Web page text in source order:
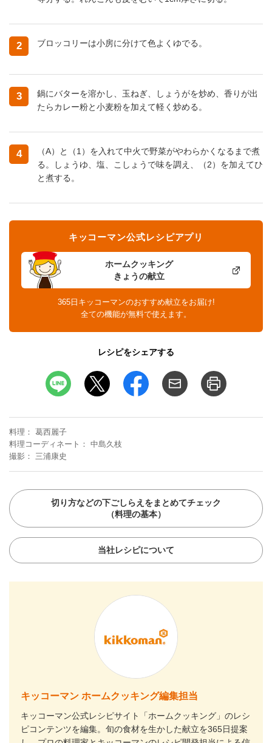
2 ブロッコリーは小房に分けて色よくゆでる。
3
鍋にバターを溶かし、玉ねぎ、しょうがを炒め、香りが出
たらカレー粉と小麦粉を加えて軽く炒める。
4
（A）と（1）を入れて中火で野菜がやわらかくなるまで煮
る。しょうゆ、塩、こしょうで味を調え、（2）を加えてひ
と煮する。
ホームクッキング
きょうの献立
キッコーマン公式レシピアプリ
365日キッコーマンのおすすめ献立をお届け!
全ての機能が無料で使えます。
レシピをシェアする
料理
葛西麗子
料理コーディネート
中島久枝
撮影
三浦康史
切り方などの下ごしらえをまとめてチェック
（料理の基本）
当社レシピについて
キッコーマン ホームクッキング編集担当
キッコーマン公式レシピサイト「ホームクッキング」のレシ
ピコンテンツを編集。旬の食材を生かした献立を365日提案